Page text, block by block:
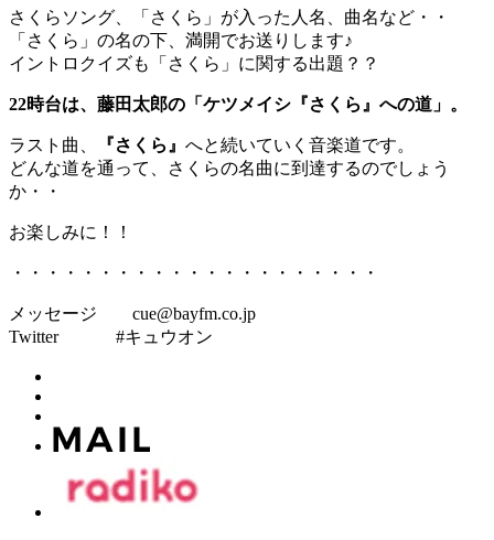
さくらソング、「さくら」が入った人名、曲名など・・
「さくら」の名の下、満開でお送りします♪
イントロクイズも「さくら」に関する出題？？
22時台は、藤田太郎の「ケツメイシ『さくら』への道」。
ラスト曲、 『さくら』 へと続いていく音楽道です。
どんな道を通って、さくらの名曲に到達するのでしょう
か・・
お楽しみに！！
・・・・・・・・・・・・・・・・・・・・・
メッセージ cue@bayfm.co.jp
Twitter #キュウオン